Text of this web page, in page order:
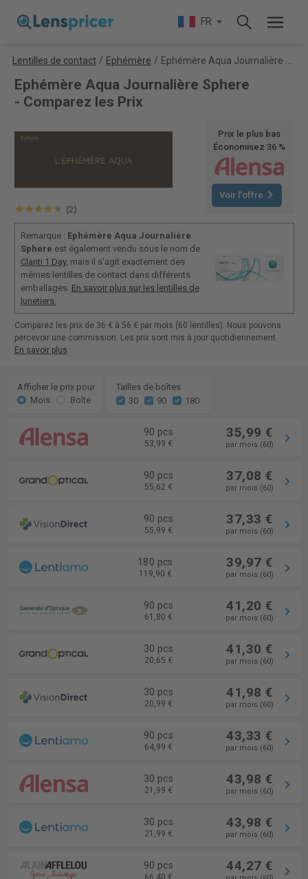
FR
Lentilles de contact / Ephémère / Ephémère Aqua Journalière Sphere
Ephémère Aqua Journalière Sphere
- Comparez les Prix
(2)
Prix le plus bas
Économisez 36 %
Voir l'offre
Remarque : Ephémère Aqua Journalière
Sphere est également vendu sous le nom de
Clariti 1 Day, mais il s'agit exactement des
mêmes lentilles de contact dans différents
emballages. En savoir plus sur les lentilles de
lunetiers.
Comparez les prix de 36 € à 56 € par mois (60 lentilles). Nous pouvons
percevoir une commission. Les prix sont mis à jour quotidiennement.
En savoir plus.
Afficher le prix pour
Mois
Boîte
Tailles de boîtes
30
90 180
90 pcs
53,99 €
35,99 €
par mois (60)
90 pcs
55,62 €
37,08 €
par mois (60)
90 pcs
55,99 €
37,33 €
par mois (60)
180 pcs
119,90 €
39,97 €
par mois (60)
90 pcs
61,80 €
41,20 €
par mois (60)
30 pcs
20,65 €
41,30 €
par mois (60)
30 pcs
20,99 €
41,98 €
par mois (60)
90 pcs
64,99 €
43,33 €
par mois (60)
30 pcs
21,99 €
43,98 €
par mois (60)
30 pcs
21,99 €
43,98 €
par mois (60)
90 pcs 44,27 €